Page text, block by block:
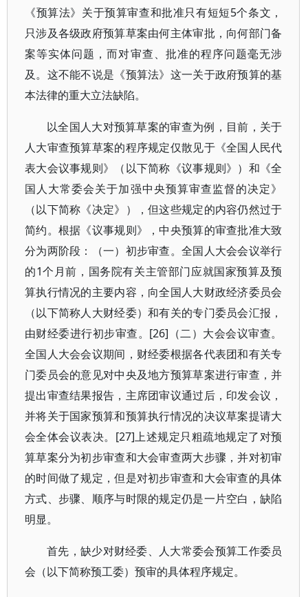
《预算法》关于预算审查和批准只有短短5个条文，
只涉及各级政府预算草案由何主体审批，向何部门备
案等实体问题，而对审查、批准的程序问题毫无涉
及。这不能不说是《预算法》这一关于政府预算的基
本法律的重大立法缺陷。
以全国人大对预算草案的审查为例，目前，关于
人大审查预算草案的程序规定仅散见于《全国人民代
表大会议事规则》（以下简称《议事规则》）和《全
国人大常委会关于加强中央预算审查监督的决定》
（以下简称《决定》），但这些规定的内容仍然过于
简约。根据《议事规则》，中央预算的审查批准大致
分为两阶段：（一）初步审查。全国人大会会议举行
的1个月前，国务院有关主管部门应就国家预算及预
算执行情况的主要内容，向全国人大财政经济委员会
（以下简称人大财经委）和有关的专门委员会汇报，
由财经委进行初步审查。[26]（二）大会会议审查。
全国人大会会议期间，财经委根据各代表团和有关专
门委员会的意见对中央及地方预算草案进行审查，并
提出审查结果报告，主席团审议通过后，印发会议，
并将关于国家预算和预算执行情况的决议草案提请大
会全体会议表决。[27]上述规定只粗疏地规定了对预
算草案分为初步审查和大会审查两大步骤，并对初审
的时间做了规定，但是对初步审查和大会审查的具体
方式、步骤、顺序与时限的规定仍是一片空白，缺陷
明显。
首先，缺少对财经委、人大常委会预算工作委员
会（以下简称预工委）预审的具体程序规定。